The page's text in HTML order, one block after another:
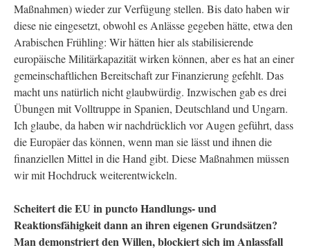
Maßnahmen) wieder zur Verfügung stellen. Bis dato haben wir
diese nie eingesetzt, obwohl es Anlässe gegeben hätte, etwa den
Arabischen Frühling: Wir hätten hier als stabilisierende
europäische Militärkapazität wirken können, aber es hat an einer
gemeinschaftlichen Bereitschaft zur Finanzierung gefehlt. Das
macht uns natürlich nicht glaubwürdig. Inzwischen gab es drei
Übungen mit Volltruppe in Spanien, Deutschland und Ungarn.
Ich glaube, da haben wir nachdrücklich vor Augen geführt, dass
die Europäer das können, wenn man sie lässt und ihnen die
finanziellen Mittel in die Hand gibt. Diese Maßnahmen müssen
wir mit Hochdruck weiterentwickeln.
Scheitert die EU in puncto Handlungs- und
Reaktionsfähigkeit dann an ihren eigenen Grundsätzen?
Man demonstriert den Willen, blockiert sich im Anlassfall